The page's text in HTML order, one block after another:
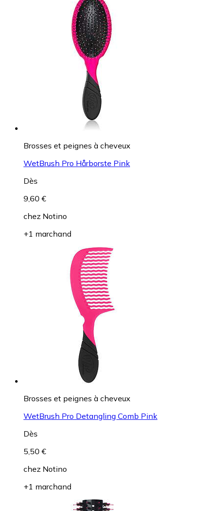
Brosses et peignes à cheveux
WetBrush Pro Hårborste Pink
Dès
9,60 €
chez Notino
+1 marchand
Brosses et peignes à cheveux
WetBrush Pro Detangling Comb Pink
Dès
5,50 €
chez Notino
+1 marchand